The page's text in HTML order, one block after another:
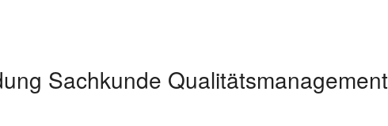
Sachkunde